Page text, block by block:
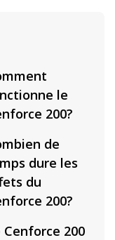
le
200?
de
dure les
du
200?
Cenforce 200